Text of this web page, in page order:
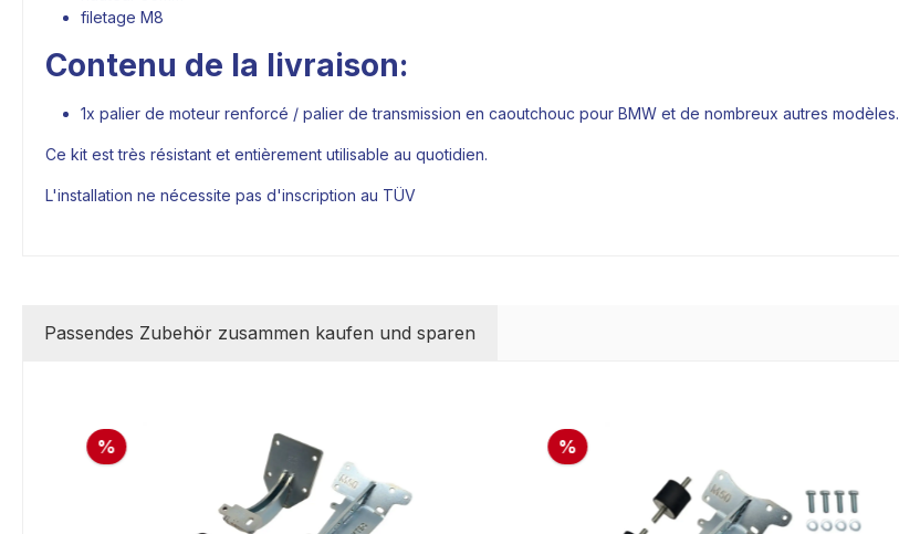
filetage M8
Contenu de la livraison:
1x palier de moteur renforcé / palier de transmission en caoutchouc pour BMW et de nombreux autres modèles.
Ce kit est très résistant et entièrement utilisable au quotidien.
L'installation ne nécessite pas d'inscription au TÜV
Passendes Zubehör zusammen kaufen und sparen
% %